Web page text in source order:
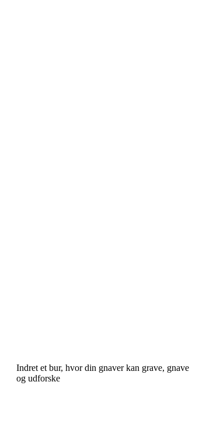
Indret et bur, hvor din gnaver kan grave, gnave
og udforske